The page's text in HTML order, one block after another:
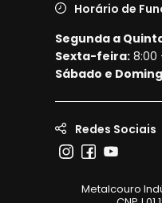
Horário de
Segunda a
Sexta-feira: 8:00
Sábado e
Redes Sociais
Metalcouro